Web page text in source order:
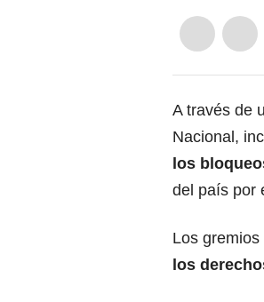
A través de
Nacional,
los
del país por
Los
los